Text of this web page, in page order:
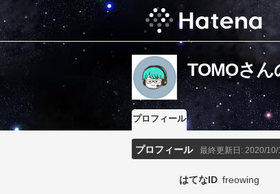
TOMOさ
プロフィール
プロフィール 最終更新日: 2020/10/
はてなID freowing